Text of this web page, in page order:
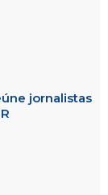
jornalistas